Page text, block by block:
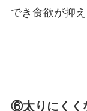
でき食欲が抑え
⑥太りにくく